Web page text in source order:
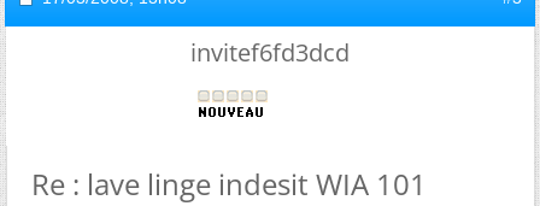
invitef6fd3dcd
Re : lave linge indesit WIA 101